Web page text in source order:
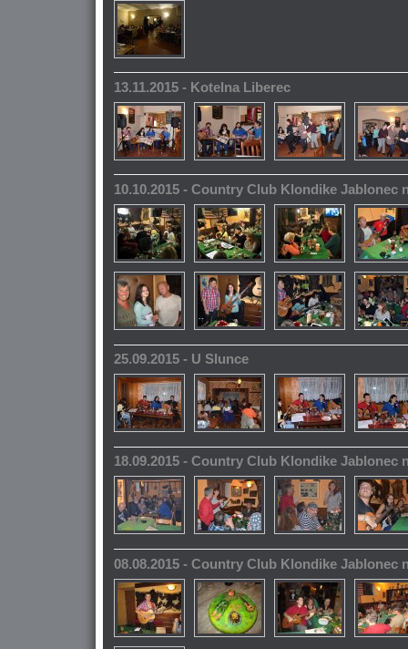
13.11.2015 - Kotelna Liberec
10.10.2015 - Country Club Klondike Jablonec
25.09.2015 - U Slunce
18.09.2015 - Country Club Klondike Jablonec
08.08.2015 - Country Club Klondike Jablonec